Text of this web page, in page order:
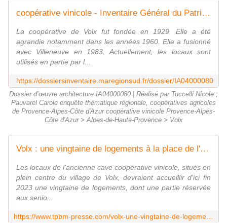
coopérative vinicole - Inventaire Général du Patrimoine Culturel
La coopérative de Volx fut fondée en 1929. Elle a été
agrandie notamment dans les années 1960. Elle a fusionné
avec Villeneuve en 1983. Actuellement, les locaux sont
utilisés en partie par l...
https://dossiersinventaire.maregionsud.fr/dossier/IA04000080
Dossier d’œuvre architecture IA04000080 | Réalisé par Tuccelli Nicole ;
Pauvarel Carole enquête thématique régionale, coopératives agricoles
de Provence-Alpes-Côte d'Azur coopérative vinicole Provence-Alpes-
Côte d'Azur > Alpes-de-Haute-Provence > Volx
Volx : une vingtaine de logements à la place de l'ancienne cave coopérative
Les locaux de l'ancienne cave coopérative vinicole, situés en
plein centre du village de Volx, devraient accueillir d'ici fin
2023 une vingtaine de logements, dont une partie réservée
aux senio...